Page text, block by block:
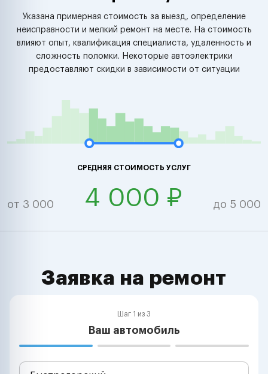
Указана примерная стоимость за выезд, определение
неисправности и мелкий ремонт на месте. На стоимость
влияют опыт, квалификация специалиста, удаленность и
сложность поломки. Некоторые автоэлектрики
предоставляют скидки в зависимости от ситуации
СРЕДНЯЯ СТОИМОСТЬ УСЛУГ
от 3 000 4 000 ₽ до 5 000
Заявка на ремонт
Шаг 1 из 3
Ваш автомобиль